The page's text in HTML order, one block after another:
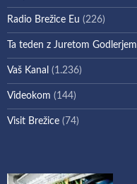
Radio Brežice Eu (226)
Ta teden z Juretom Godlerjem
Vaš Kanal (1.236)
Videokom (144)
Visit Brežice (74)